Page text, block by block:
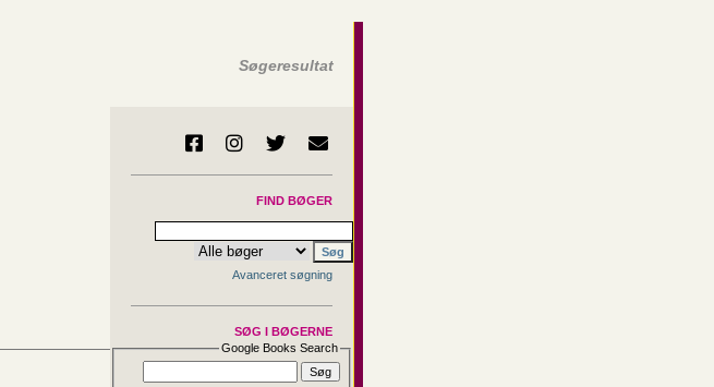
Søgeresultat
FIND BØGER
Avanceret søgning
SØG I BØGERNE
Google Books Search